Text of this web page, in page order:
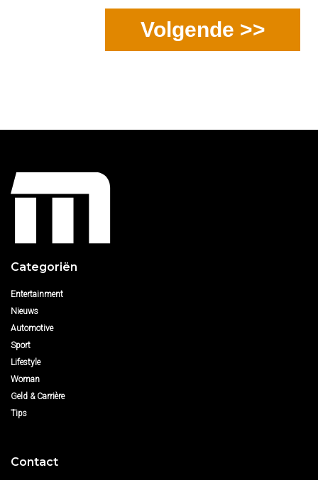
Volgende >>
Categoriën
Entertainment
Nieuws
Automotive
Sport
Lifestyle
Woman
Geld & Carrière
Tips
Contact